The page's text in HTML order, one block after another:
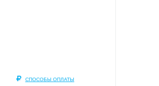
СПОСОБЫ ОПЛАТЫ